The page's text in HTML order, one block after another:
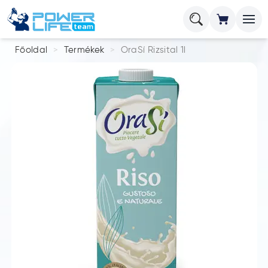
Főoldal Termékek OraSí Rizsital 1l